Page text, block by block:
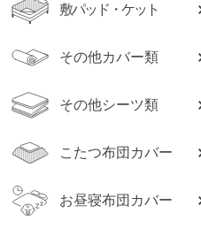
敷パッド・ケット
その他カバー類
その他シーツ類
こたつ布団カバー
お昼寝布団カバー